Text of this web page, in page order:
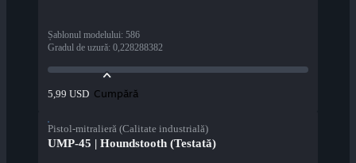
Șablonul modelului: 586
Gradul de uzură: 0,228288382
5,99 USD Cumpără
Pistol-mitralieră (Calitate industrială)
UMP-45 | Houndstooth (Testată)